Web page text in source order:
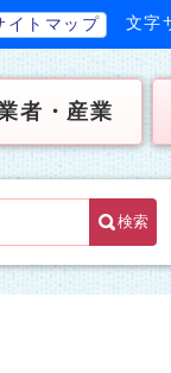
イトマップ 文字
者・産業
検索